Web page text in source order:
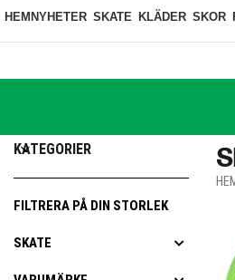
HEM NYHETER SKATE KLÄDER SKOR
KATEGORIER
FILTRERA PÅ DIN STORLEK
SKATE